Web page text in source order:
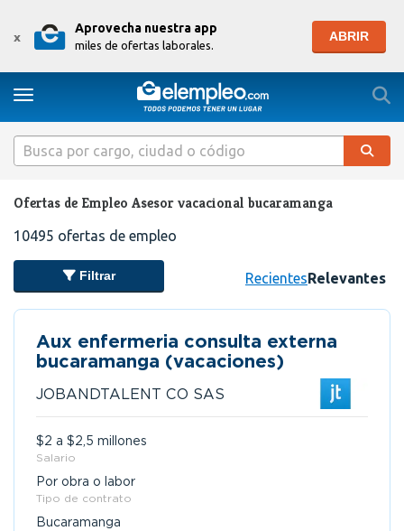
x
Aprovecha nuestra app
miles de ofertas laborales.
ABRIR
Toggle navigation
Ofertas de Empleo Asesor vacacional bucaramanga
10495 ofertas de empleo
Filtrar RecientesRelevantes
Aux enfermeria consulta externa
bucaramanga (vacaciones)
JOBANDTALENT CO SAS
$2 a $2,5 millones
Salario
Por obra o labor
Tipo de contrato
Bucaramanga